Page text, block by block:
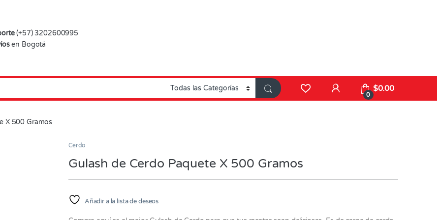
(+57) 3202600995
en Bogotá
0
$0.00
X 500 Gramos
Cerdo
Gulash de Cerdo Paquete X 500 Gramos
Añadir a la lista de deseos